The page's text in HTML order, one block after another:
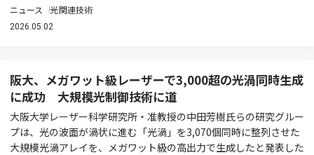
ニュース 光関連技術
2026.05.02
阪大、メガワット級レーザーで3,000超の光渦同時生成
に成功 大規模光制御技術に道
大阪大学レーザー科学研究所・准教授の中田芳樹氏らの研究グルー
プは、光の波面が渦状に進む「光渦」を3,070個同時に整列させた
大規模光渦アレイを、メガワット級の高出力で生成したと発表した